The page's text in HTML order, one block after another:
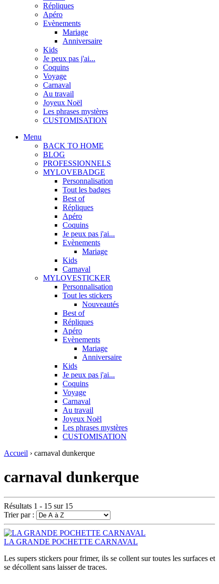
Répliques
Apéro
Evènements
Mariage
Anniversaire
Kids
Je peux pas j'ai...
Coquins
Voyage
Carnaval
Au travail
Joyeux Noël
Les phrases mystères
CUSTOMISATION
Menu
BACK TO HOME
BLOG
PROFESSIONNELS
MYLOVEBADGE
Personnalisation
Tout les badges
Best of
Répliques
Apéro
Coquins
Je peux pas j'ai...
Evènements
Mariage
Kids
Carnaval
MYLOVESTICKER
Personnalisation
Tout les stickers
Nouveautés
Best of
Répliques
Apéro
Evènements
Mariage
Anniversaire
Kids
Je peux pas j'ai...
Coquins
Voyage
Carnaval
Au travail
Joyeux Noël
Les phrases mystères
CUSTOMISATION
Accueil › carnaval dunkerque
carnaval dunkerque
Résultats 1 - 15 sur 15
Trier par :
LA GRANDE POCHETTE CARNAVAL
Les supers stickers pour frimer, ils se collent sur toutes les surfaces et
se décollent sans laisser de traces.